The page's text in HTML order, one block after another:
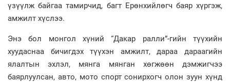
үзүүлж байгаа тамирчид, багт Ерөнхийлөгч баяр хүргэж,
амжилт хүслээ.
Энэ бол монгол хүний “Дакар ралли”-гийн түүхийн
хуудаснаа бичигдэх түүхэн амжилт, дараа дараагийн
ялалтын эхлэл, мянга мянган хөгжөөн дэмжигчээ
баярлуулсан, авто, мото спорт сонирхогч олон зуун хүнд